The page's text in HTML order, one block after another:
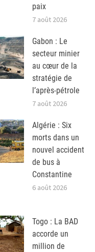
paix
7 août 2026
Gabon : Le
secteur minier
au cœur de la
stratégie de
l’après-pétrole
7 août 2026
Algérie : Six
morts dans un
nouvel accident
de bus à
Constantine
6 août 2026
Togo : La BAD
accorde un
million de